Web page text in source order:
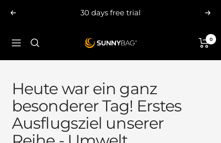
Previous
30 days free trial
Navigation SUNNYBAG.com 0
Heute war ein ganz
besonderer Tag! Erstes
Ausflugsziel unserer